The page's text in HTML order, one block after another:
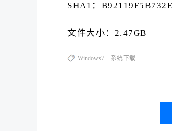
SHA1：
文件大小：2.47GB
Windows7 系统下载